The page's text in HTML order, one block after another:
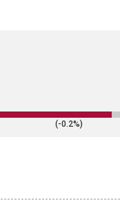
(-0.2%)